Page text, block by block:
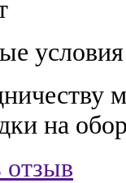
условия
на
отзыв